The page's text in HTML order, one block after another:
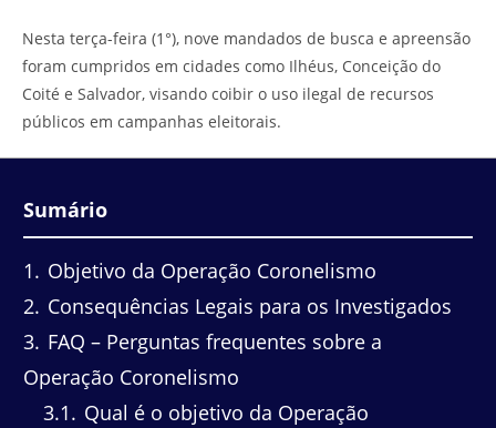
Nesta terça-feira (1°), nove mandados de busca e apreensão
foram cumpridos em cidades como Ilhéus, Conceição do
Coité e Salvador, visando coibir o uso ilegal de recursos
públicos em campanhas eleitorais.
Sumário
1
Objetivo da Operação Coronelismo
2 Consequências Legais para os Investigados
3 FAQ – Perguntas frequentes sobre a
Operação Coronelismo
3.1
Qual é o objetivo da Operação